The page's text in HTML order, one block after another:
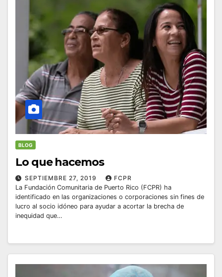
BLOG
Lo que hacemos
SEPTIEMBRE 27, 2019
FCPR
La Fundación Comunitaria de Puerto Rico (FCPR) ha
identificado en las organizaciones o corporaciones sin fines de
lucro al socio idóneo para ayudar a acortar la brecha de
inequidad que…